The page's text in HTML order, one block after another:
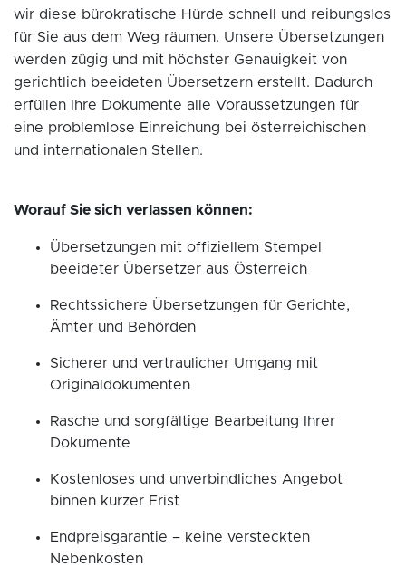
wir diese bürokratische Hürde schnell und reibungslos
für Sie aus dem Weg räumen. Unsere Übersetzungen
werden zügig und mit höchster Genauigkeit von
gerichtlich beeideten Übersetzern erstellt. Dadurch
erfüllen Ihre Dokumente alle Voraussetzungen für
eine problemlose Einreichung bei österreichischen
und internationalen Stellen.
Worauf Sie sich verlassen können:
Übersetzungen mit offiziellem Stempel
beeideter Übersetzer aus Österreich
Rechtssichere Übersetzungen für Gerichte,
Ämter und Behörden
Sicherer und vertraulicher Umgang mit
Originaldokumenten
Rasche und sorgfältige Bearbeitung Ihrer
Dokumente
Kostenloses und unverbindliches Angebot
binnen kurzer Frist
Endpreisgarantie – keine versteckten
Nebenkosten